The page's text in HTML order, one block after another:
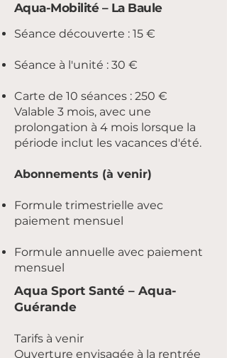
Aqua-Mobilité – La Baule
Séance découverte : 15 €
Séance à l'unité : 30 €
Carte de 10 séances : 250 €
Valable 3 mois, avec une
prolongation à 4 mois lorsque la
période inclut les vacances d'été.
Abonnements (à venir)
Formule trimestrielle avec
paiement mensuel
Formule annuelle avec paiement
mensuel
Aqua Sport Santé – Aqua-
Guérande
Tarifs à venir
Ouverture envisagée à la rentrée